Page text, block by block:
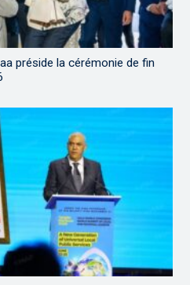
préside la cérémonie de fin